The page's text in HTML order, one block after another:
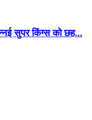
सुपर किंग्स को छह...